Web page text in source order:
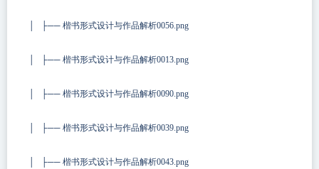
│ ├── 楷书形式设计与作品解析0056.png
│ ├── 楷书形式设计与作品解析0013.png
│ ├── 楷书形式设计与作品解析0090.png
│ ├── 楷书形式设计与作品解析0039.png
│ ├── 楷书形式设计与作品解析0043.png